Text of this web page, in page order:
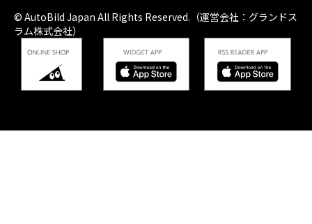
© AutoBild Japan All Rights Reserved.（運営会社：グランドス
ラム株式会社）